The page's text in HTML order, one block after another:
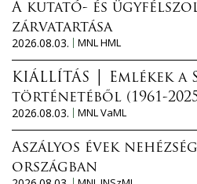
A kutató- és
zárvatartása
2026.08.03.
MNL HML
KIÁLLÍTÁS │ Emlékek
történetéből (1961-
2026.08.03.
MNL VaML
Aszályos évek
országban